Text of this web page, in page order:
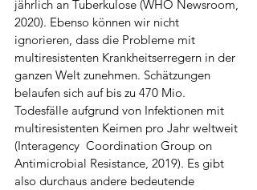
jährlich an Tuberkulose (WHO Newsroom,
2020). Ebenso können wir nicht
ignorieren, dass die Probleme mit
multiresistenten Krankheitserregern in der
ganzen Welt zunehmen. Schätzungen
belaufen sich auf bis zu 470 Mio.
Todesfälle aufgrund von Infektionen mit
multiresistenten Keimen pro Jahr weltweit
(Interagency  Coordination Group on
Antimicrobial Resistance, 2019). Es gibt
also durchaus andere bedeutende